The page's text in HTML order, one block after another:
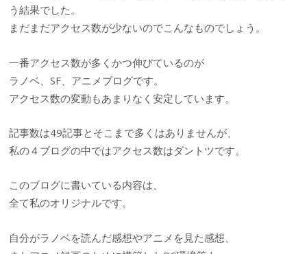
う結果でした。
まだまだアクセス数が少ないのでこんなものでしょう。
一番アクセス数が多くかつ伸びているのが
ラノベ、SF、アニメブログです。
アクセス数の変動もあまりなく安定しています。
記事数は49記事とそこまで多くはありませんが、
私の４ブログの中ではアクセス数はダントツです。
このブログに書いている内容は、
全て私のオリジナルです。
自分がラノベを読んだ感想やアニメを見た感想、